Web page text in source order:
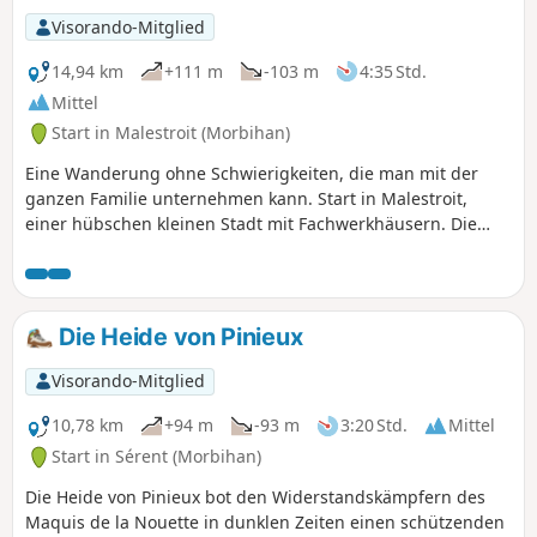
Visorando-Mitglied
14,94 km
+111 m -103 m
4:35 Std.
Mittel
Start in Malestroit (Morbihan)
Eine Wanderung ohne Schwierigkeiten, die man mit der
ganzen Familie unternehmen kann. Start in Malestroit,
einer hübschen kleinen Stadt mit Fachwerkhäusern. Die
von Bach nach Brest auf dem Treidelpfad. Der zweite Teil
führt durch die Landschaft: Felder, Wälder, Kapellen,
Kalvarienberge und malerische kleine Weiler, wobei Sie
demGR®347folgen.
Die Heide von Pinieux
Visorando-Mitglied
10,78 km
+94 m -93 m 3:20 Std.
Mittel
Start in Sérent (Morbihan)
Die Heide von Pinieux bot den Widerstandskämpfern des
Maquis de la Nouette in dunklen Zeiten einen schützenden